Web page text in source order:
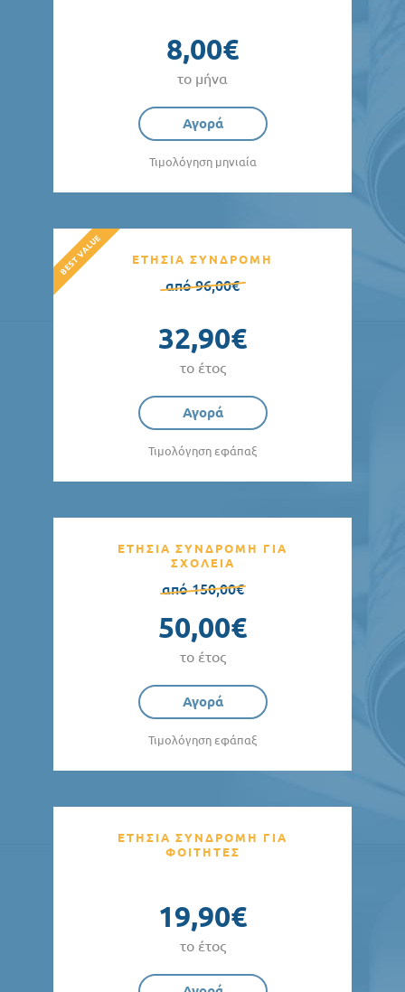
8,00€
το μήνα
Αγορά
Τιμολόγηση μηνιαία
ΕΤΗΣΙΑ ΣΥΝΔΡΟΜΗ
από 96,00€
32,90€
το έτος
Αγορά
Τιμολόγηση εφάπαξ
ΕΤΗΣΙΑ ΣΥΝΔΡΟΜΗ ΓΙΑ
ΣΧΟΛΕΙΑ
από 150,00€
50,00€
το έτος
Αγορά
Τιμολόγηση εφάπαξ
ΕΤΗΣΙΑ ΣΥΝΔΡΟΜΗ ΓΙΑ
ΦΟΙΤΗΤΕΣ
19,90€
το έτος